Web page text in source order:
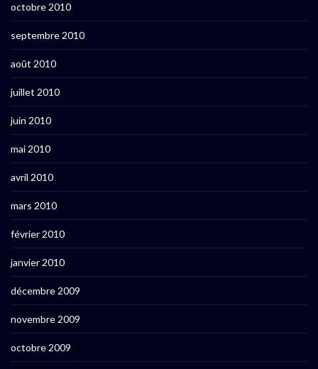
octobre 2010
septembre 2010
août 2010
juillet 2010
juin 2010
mai 2010
avril 2010
mars 2010
février 2010
janvier 2010
décembre 2009
novembre 2009
octobre 2009